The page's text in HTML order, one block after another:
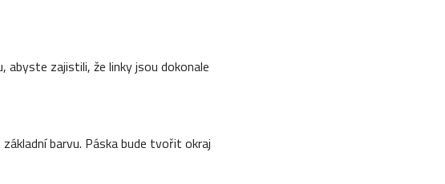
abyste zajistili, že linky jsou dokonale
barvu. Páska bude tvořit okraj